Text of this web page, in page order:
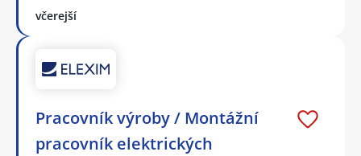
včerejší
Pracovník výroby / Montážní
pracovník elektrických